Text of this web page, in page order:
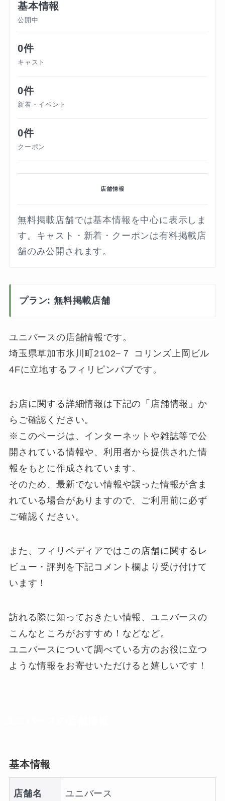
基本情報
公開中
0件
キャスト
0件
新着・イベント
0件
クーポン
店舗情報
無料掲載店舗では基本情報を中心に表示しま
す。キャスト・新着・クーポンは有料掲載店
舗のみ公開されます。
プラン: 無料掲載店舗
ユニバースの店舗情報です。
埼玉県草加市氷川町2102−７ コリンズ上岡ビル
4Fに立地するフィリピンパブです。
お店に関する詳細情報は下記の「店舗情報」か
らご確認ください。
※このページは、インターネットや雑誌等で公
開されている情報や、利用者から提供された情
報をもとに作成されています。
そのため、最新でない情報や誤った情報が含ま
れている場合がありますので、ご利用前に必ず
ご確認ください。
また、フィリペディアではこの店舗に関するレ
ビュー・評判を下記コメント欄 より受け付けて
います！
訪れる際に知っておきたい情報、ユニバースの
こんなところがおすすめ！などなど。
ユニバースについて調べている方のお役に立つ
ような情報をお寄せいただけると嬉しいです！
基本情報
店舗名 ユニバース